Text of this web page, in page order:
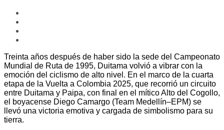
Treinta años después de haber sido la sede del Campeonato
Mundial de Ruta de 1995, Duitama volvió a vibrar con la
emoción del ciclismo de alto nivel. En el marco de la cuarta
etapa de la Vuelta a Colombia 2025, que recorrió un circuito
entre Duitama y Paipa, con final en el mítico Alto del Cogollo,
el boyacense Diego Camargo (Team Medellín–EPM) se
llevó una victoria emotiva y cargada de simbolismo para su
tierra.